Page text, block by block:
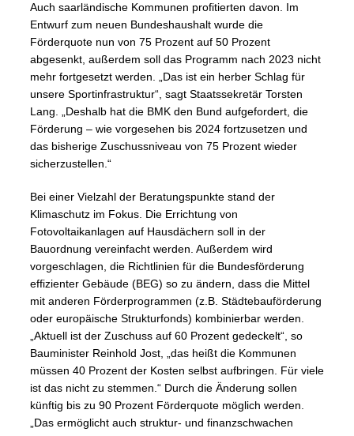
Auch saarländische Kommunen profitierten davon. Im
Entwurf zum neuen Bundeshaushalt wurde die
Förderquote nun von 75 Prozent auf 50 Prozent
abgesenkt, außerdem soll das Programm nach 2023 nicht
mehr fortgesetzt werden. „Das ist ein herber Schlag für
unsere Sportinfrastruktur“, sagt Staatssekretär Torsten
Lang. „Deshalb hat die BMK den Bund aufgefordert, die
Förderung – wie vorgesehen bis 2024 fortzusetzen und
das bisherige Zuschussniveau von 75 Prozent wieder
sicherzustellen.“
Bei einer Vielzahl der Beratungspunkte stand der
Klimaschutz im Fokus. Die Errichtung von
Fotovoltaikanlagen auf Hausdächern soll in der
Bauordnung vereinfacht werden. Außerdem wird
vorgeschlagen, die Richtlinien für die Bundesförderung
effizienter Gebäude (BEG) so zu ändern, dass die Mittel
mit anderen Förderprogrammen (z.B. Städtebauförderung
oder europäische Strukturfonds) kombinierbar werden.
„Aktuell ist der Zuschuss auf 60 Prozent gedeckelt“, so
Bauminister Reinhold Jost, „das heißt die Kommunen
müssen 40 Prozent der Kosten selbst aufbringen. Für viele
ist das nicht zu stemmen.“ Durch die Änderung sollen
künftig bis zu 90 Prozent Förderquote möglich werden.
„Das ermöglicht auch struktur- und finanzschwachen